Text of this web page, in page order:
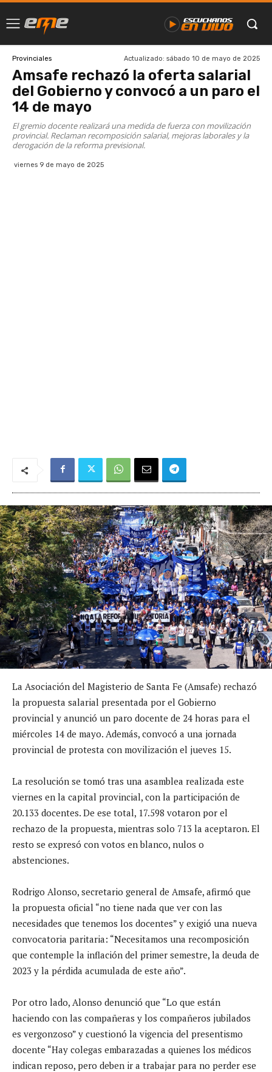
Provinciales Actualizado: sábado 10 de mayo de 2025
Amsafe rechazó la oferta salarial
del Gobierno y convocó a un paro el
14 de mayo
El gremio docente realizará una medida de fuerza con movilización
provincial. Reclaman recomposición salarial, mejoras laborales y la
derogación de la reforma previsional.
viernes 9 de mayo de 2025
La Asociación del Magisterio de Santa Fe (Amsafe) rechazó
la propuesta salarial presentada por el Gobierno
provincial y anunció un paro docente de 24 horas para el
miércoles 14 de mayo. Además, convocó a una jornada
provincial de protesta con movilización el jueves 15.
La resolución se tomó tras una asamblea realizada este
viernes en la capital provincial, con la participación de
20.133 docentes. De ese total, 17.598 votaron por el
rechazo de la propuesta, mientras solo 713 la aceptaron. El
resto se expresó con votos en blanco, nulos o
abstenciones.
Rodrigo Alonso, secretario general de Amsafe, afirmó que
la propuesta oficial “no tiene nada que ver con las
necesidades que tenemos los docentes” y exigió una nueva
convocatoria paritaria: “Necesitamos una recomposición
que contemple la inflación del primer semestre, la deuda de
2023 y la pérdida acumulada de este año”.
Por otro lado, Alonso denunció que “Lo que están
haciendo con las compañeras y los compañeros jubilados
es vergonzoso” y cuestionó la vigencia del presentismo
docente “Hay colegas embarazadas a quienes los médicos
indican reposo, pero deben ir a trabajar para no perder ese